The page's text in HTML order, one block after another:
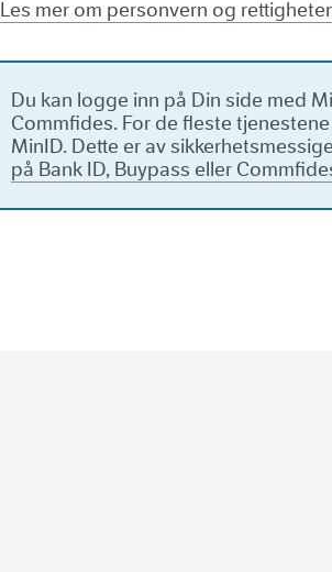
Les mer om personvern og
Du kan logge inn på Din side med
Commfides. For de fleste
MinID. Dette er av
på Bank ID, Buypass eller